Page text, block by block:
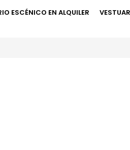
ESCÉNICO EN ALQUILER